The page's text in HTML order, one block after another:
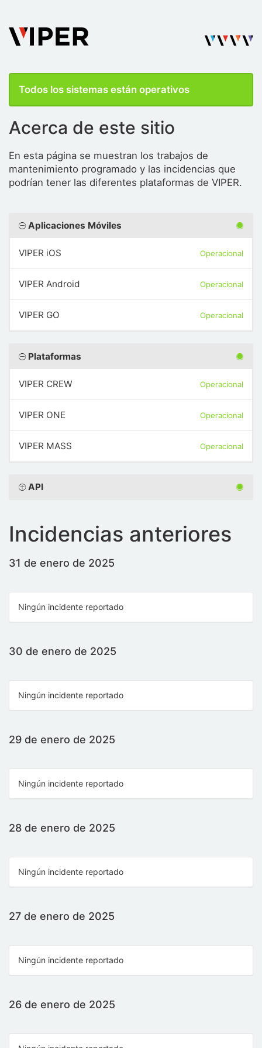
Todos los sistemas están operativos
Acerca de este sitio
En esta página se muestran los trabajos de
mantenimiento programado y las incidencias que
podrían tener las diferentes plataformas de VIPER.
Aplicaciones Móviles
VIPER iOS Operacional
VIPER Android Operacional
VIPER GO Operacional
Plataformas
VIPER CREW Operacional
VIPER ONE Operacional
VIPER MASS Operacional
API
Incidencias anteriores
31 de enero de 2025
Ningún incidente reportado
30 de enero de 2025
Ningún incidente reportado
29 de enero de 2025
Ningún incidente reportado
28 de enero de 2025
Ningún incidente reportado
27 de enero de 2025
Ningún incidente reportado
26 de enero de 2025